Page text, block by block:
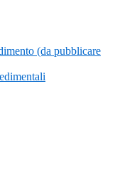
(da pubblicare